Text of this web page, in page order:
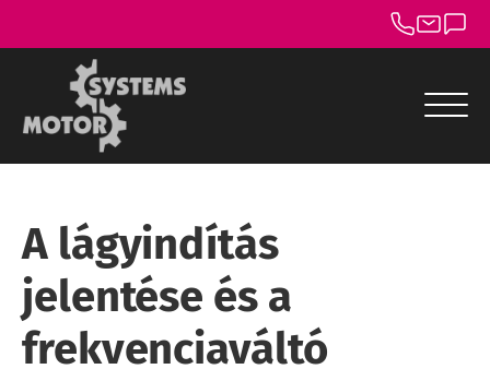
A lágyindítás
jelentése és a
frekvenciaváltó